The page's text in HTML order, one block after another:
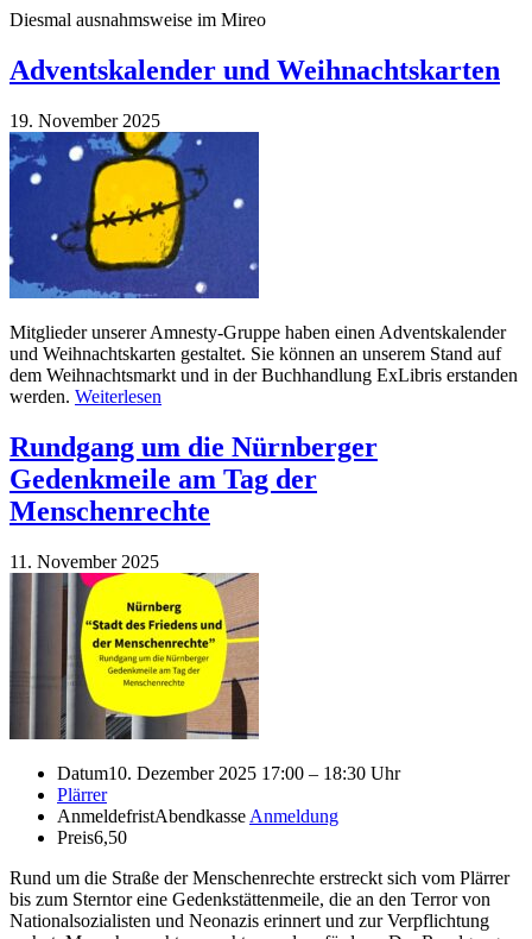
Diesmal ausnahmsweise im Mireo
Adventskalender und Weihnachtskarten
19. November 2025
Mitglieder unserer Amnesty-Gruppe haben einen Adventskalender
und Weihnachtskarten gestaltet. Sie können an unserem Stand auf
dem Weihnachtsmarkt und in der Buchhandlung ExLibris erstanden
werden. Weiterlesen
Rundgang um die Nürnberger
Gedenkmeile am Tag der
Menschenrechte
11. November 2025
Datum10. Dezember 2025 17:00 – 18:30 Uhr
Plärrer
AnmeldefristAbendkasse Anmeldung
Preis6,50
Rund um die Straße der Menschenrechte erstreckt sich vom Plärrer
bis zum Sterntor eine Gedenkstättenmeile, die an den Terror von
Nationalsozialisten und Neonazis erinnert und zur Verpflichtung